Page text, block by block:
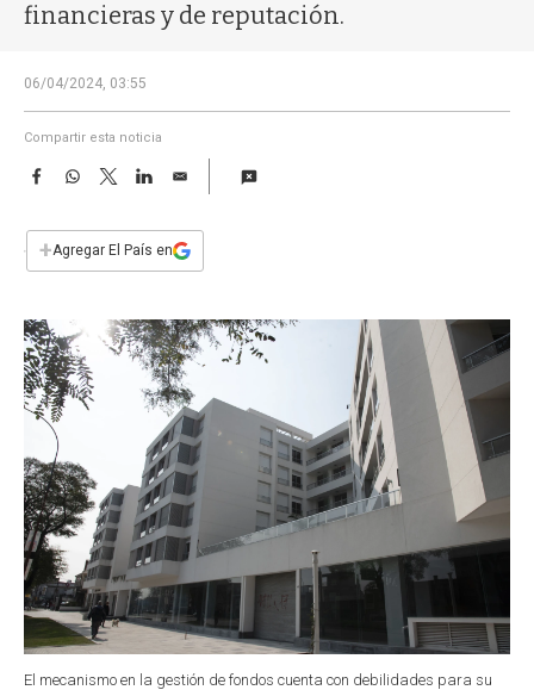
financieras y de reputación.
06/04/2024, 03:55
Compartir esta noticia
F
e
b
k
W
s
p
T
w
t
L
n
E
i
l
+Agregar El País en
El mecanismo en la gestión de fondos cuenta con debilidades para su